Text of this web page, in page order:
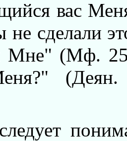
вас
не сделали
Мне" (Мф.